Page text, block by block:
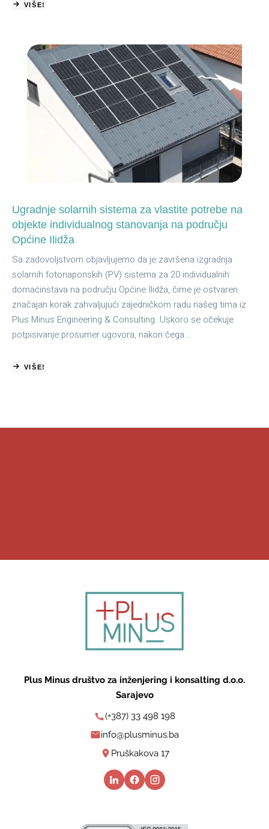
VIŠE!
ABOUT
ENERGETSKOJ
EFIKASNOSTI
KLIMATSKI
OTPORNOM
POLJOPRIVREDNOM
Ugradnje solarnih sistema za vlastite potrebe na
objekte individualnog stanovanja na području
Općine Ilidža
Sa zadovoljstvom objavljujemo da je završena izgradnja
solarnih fotonaponskih (PV) sistema za 20 individualnih
domaćinstava na području Općine Ilidža, čime je ostvaren
značajan korak zahvaljujući zajedničkom radu našeg tima iz
Plus Minus Engineering & Consulting. Uskoro se očekuje
potpisivanje prosumer ugovora, nakon čega…
VIŠE!
ABOUT
POTREBE
Plus Minus društvo za inženjering i konsalting d.o.o.
Sarajevo
(+387) 33 498 198
info@plusminus.ba
Pruškakova 17